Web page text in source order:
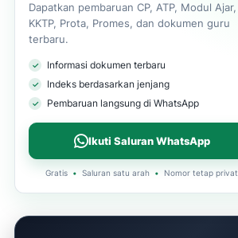
Dapatkan pembaruan CP, ATP, Modul Ajar,
KKTP, Prota, Promes, dan dokumen guru
terbaru.
Informasi dokumen terbaru
Indeks berdasarkan jenjang
Pembaruan langsung di WhatsApp
Ikuti Saluran WhatsApp
Gratis • Saluran satu arah • Nomor tetap privat